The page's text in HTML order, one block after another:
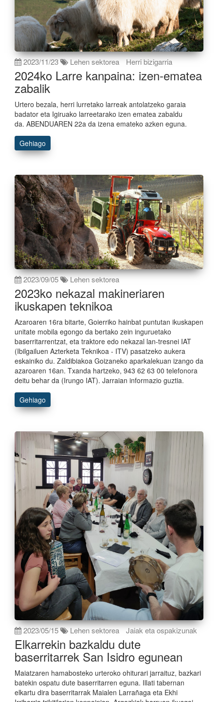
2023/11/23 Lehen sektorea Herri bizigarria
2024ko Larre kanpaina: izen-ematea
zabalik
Urtero bezala, herri lurretako larreak antolatzeko garaia
badator eta Igiruako larreetarako izen ematea zabaldu
da. ABENDUAREN 22a da izena emateko azken eguna.
Gehiago
2023/09/05 Lehen sektorea
2023ko nekazal makineriaren
ikuskapen teknikoa
Azaroaren 16ra bitarte, Goierriko hainbat puntutan ikuskapen
unitate mobila egongo da bertako zein inguruetako
baserritarrentzat, eta traktore edo nekazal lan-tresnei IAT
(Ibilgailuen Azterketa Teknikoa - ITV) pasatzeko aukera
eskainiko du. Zaldibiakoa Goizaneko aparkalekuan izango da
azaroaren 16an. Txanda hartzeko, 943 62 63 00 telefonora
deitu behar da (Irungo IAT). Jarraian informazio guztia.
Gehiago
2023/05/15 Lehen sektorea Jaiak eta ospakizunak
Elkarrekin bazkaldu dute
baserritarrek San Isidro egunean
Maiatzaren hamabosteko urteroko ohiturari jarraituz, bazkari
batekin ospatu dute baserritarren eguna. Illati tabernan
elkartu dira baserritarrak Maialen Larrañaga eta Ekhi